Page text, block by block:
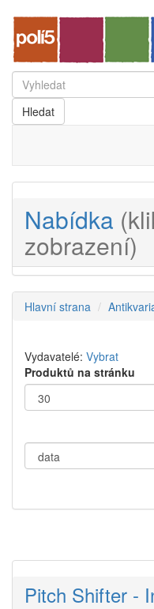
Nabídka
zobrazení)
Hlavní strana
Vydavatelé: Vybrat
Produktů na stránku
Pitch Shifter -